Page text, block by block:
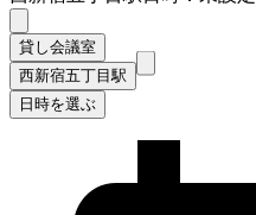
貸し会議室
西新宿五丁目駅
日時を選ぶ